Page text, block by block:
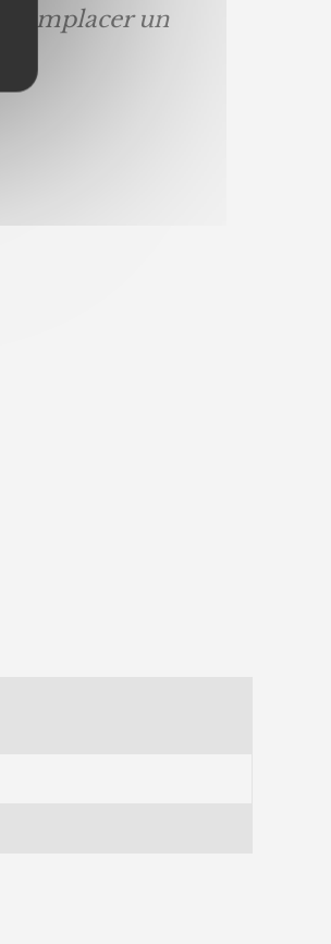
remplacer un